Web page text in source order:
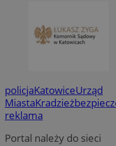
policjaKatowiceUrząd
MiastaKradzież
reklama
Portal należy do sieci